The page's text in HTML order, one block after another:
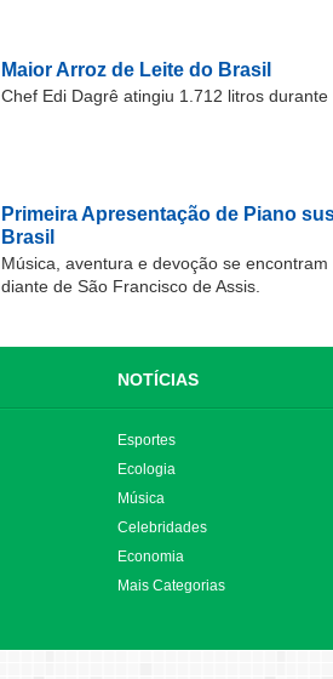
Maior Arroz de Leite do Brasil
Chef Edi Dagrê atingiu 1.712 litros
Primeira Apresentação de Piano
Brasil
Música, aventura e devoção se
diante de São Francisco de Assis.
NOTÍCIAS
Esportes
Ecologia
Música
Celebridades
Economia
Mais Categorias